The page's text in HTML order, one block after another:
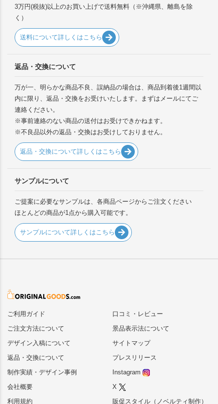
3万円(税抜)以上のお買い上げで送料無料（※沖縄県、離島を除
く）
送料について詳しくはこちら
返品・交換について
万が一、明らかな商品不良、誤納品の場合は、商品到着後1週間以
内に限り、返品・交換をお受けいたします。まずはメールにてご
連絡ください。
※事前連絡のない商品の送付はお受けできかねます。
※不良品以外の返品・交換はお受けしておりません。
返品・交換について詳しくはこちら
サンプルについて
ご提案に必要なサンプルは、各商品ページからご注文ください
ほとんどの商品が1点から購入可能です。
サンプルについて詳しくはこちら
ご利用ガイド
ご注文方法について
デザイン入稿について
返品・交換について
制作実績・デザイン事例
会社概要
利用規約
口コミ・レビュー
景品表示法について
サイトマップ
プレスリリース
Instagram
X
販促スタイル（ノベルティ制作）